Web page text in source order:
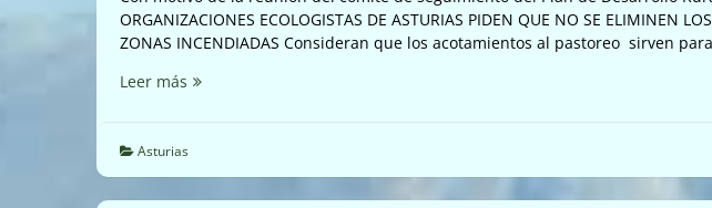
ORGANIZACIONES ECOLOGISTAS DE ASTURIAS PIDEN QUE NO SE ELIMINEN
ZONAS INCENDIADAS Consideran que los acotamientos al pastoreo sirven
Leer más Organizaciones
Asturias
piden
que
Asturias